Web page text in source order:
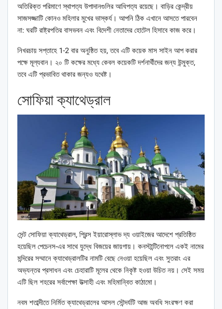
অতিরিক্ত পরিমাণে স্থাপত্য উপাদানগুলির আধিপত্য রয়েছে। বাড়ির কেন্দ্রীয়
সাজসজ্জাটি কোনও মহিলার মুখের ভাস্কর্য। আপনি ঠিক এখানে আসতে পারবেন
না: ঘরটি রাষ্ট্রপতির বাসভবন এবং বিদেশী নেতাদের হোটেল হিসাবে কাজ করে।
নিখরচায় সপ্তাহে 1-2 বার অনুষ্ঠিত হয়, তবে এটি কয়েক মাস সাইন আপ করার
পক্ষে মূল্যবান। ২০ টি কক্ষের মধ্যে কেবল কয়েকটি দর্শনার্থীদের জন্য উন্মুক্ত,
তবে এটি প্রভাবিত থাকার জন্যও যথেষ্ট।
সোফিয়া ক্যাথেড্রাল
সেন্ট সোফিয়া ক্যাথেড্রাল, প্রিন্স ইয়ারোস্লাভ দ্য ওয়াইজের আদেশে প্রতিষ্ঠিত
হয়েছিল পেচেনস-এর সাথে যুদ্ধে বিজয়ের জায়গায়। কনস্টান্টিনোপলে একই নামের
মন্দিরের সম্মানে ক্যাথেড্রালটির নামটি বেছে নেওয়া হয়েছিল এবং সুতরাং এর
অভ্যন্তর প্রসাধন এবং চেহারাটি মূলের থেকে নিকৃষ্ট হওয়া উচিত নয়। সেই সময়
এটি ছিল শহরের সর্বাপেক্ষা উত্সাহী এবং মহিমান্বিত কাঠামো।
নবম শতাব্দীতে নির্মিত ক্যাথেড্রালের আসল সৌন্দর্যটি আজ অবধি সংরক্ষণ করা